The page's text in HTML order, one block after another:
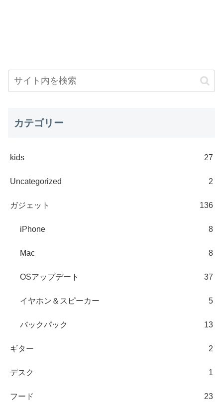
カテゴリー
kids 27
Uncategorized 2
ガジェット 136
iPhone 8
Mac 8
OSアップデート 37
イヤホン＆スピーカー 5
バックパック 13
ギター 2
デスク 1
フード 23